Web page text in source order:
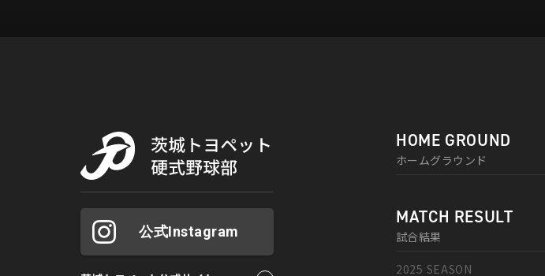
公式Instagram
HOME GROUND
ホームグラウンド
MATCH RESULT
試合結果
2025 SEASON